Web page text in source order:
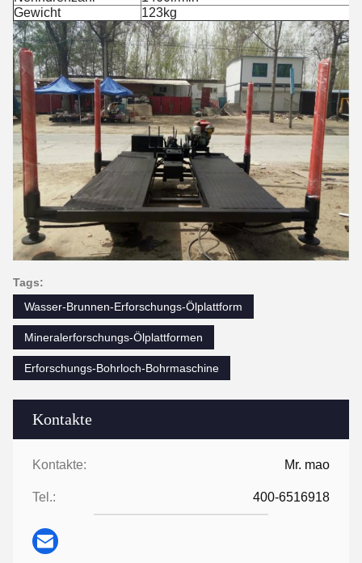
Kontakte
Kontakte: Mr. mao
Tel.: 400-6516918
Gewicht
123kg
Tags:
Wasser-Brunnen-Erforschungs-Ölplattform
Mineralerforschungs-Ölplattformen
Erforschungs-Bohrloch-Bohrmaschine